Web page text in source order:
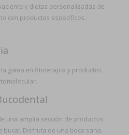
y dietas personalizadas de
con productos específicos.
gama en fitoterapia y productos
una amplia sección de productos
bucal. Disfruta de una boca sana.